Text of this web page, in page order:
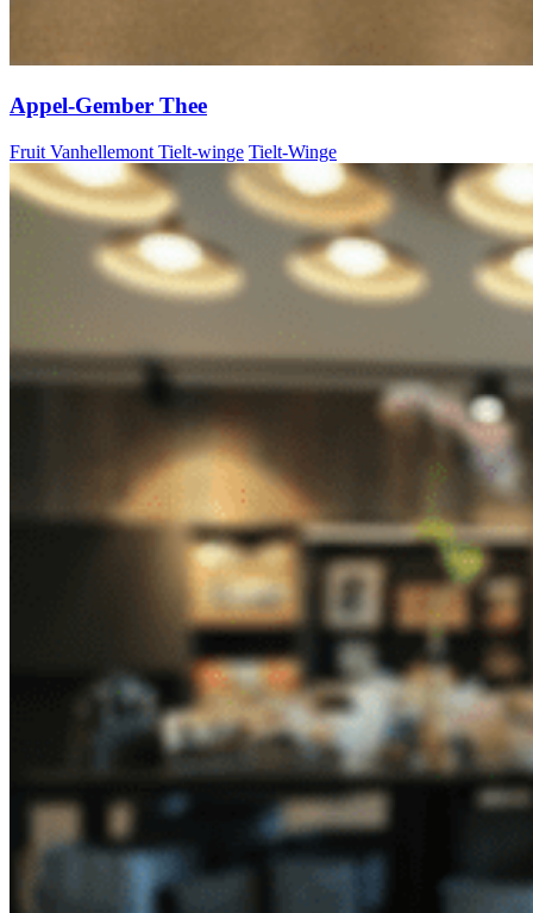
Appel-Gember Thee
Fruit Vanhellemont Tielt-winge Tielt-Winge